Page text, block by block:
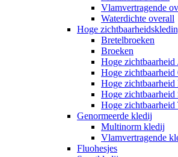
Vlamvertragende
Waterdichte overall
Hoge
Bretelbroeken
Broeken
Hoge zichtbaarheid
Hoge zichtbaarheid
Hoge zichtbaarheid
Hoge zichtbaarheid
Hoge zichtbaarheid
Genormeerde kledij
Multinorm kledij
Vlamvertragende
Fluohesjes